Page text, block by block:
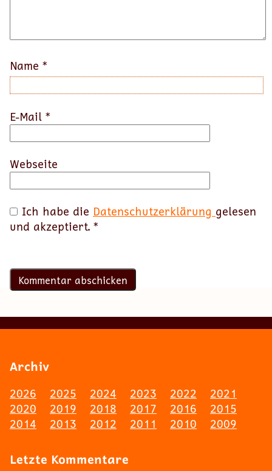
Name *
E-Mail *
Webseite
Ich habe die Datenschutzerklärung gelesen
und akzeptiert. *
Archiv
2026 2025 2024 2023 2022
2021
2020
2019 2018 2017 2016
2015
2014
2013 2012 2011 2010 2009
Letzte Kommentare